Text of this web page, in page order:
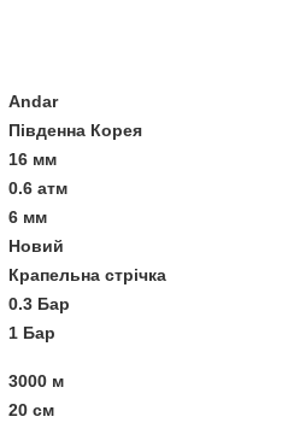
Andar
Південна Корея
16 мм
0.6 атм
6 мм
Новий
Крапельна стрічка
0.3 Бар
1 Бар
3000 м
20 см